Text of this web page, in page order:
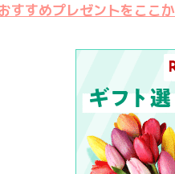
すすめプレゼントをここ